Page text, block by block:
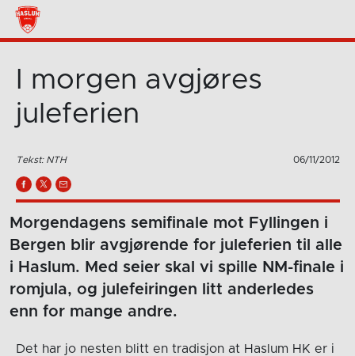
I morgen avgjøres
juleferien
Tekst: NTH 06/11/2012
Morgendagens semifinale mot Fyllingen i
Bergen blir avgjørende for juleferien til alle
i Haslum. Med seier skal vi spille NM-finale i
romjula, og julefeiringen litt anderledes
enn for mange andre.
Det har jo nesten blitt en tradisjon at Haslum HK er i